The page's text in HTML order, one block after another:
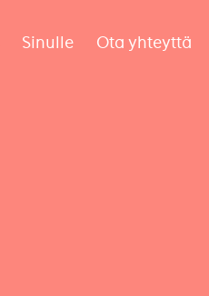
Sinulle Ota yhteyttä